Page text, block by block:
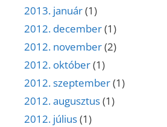
2013. január(1)
2012. december(1)
2012. november(2)
2012. október(1)
2012. szeptember(1)
2012. augusztus(1)
2012. július(1)